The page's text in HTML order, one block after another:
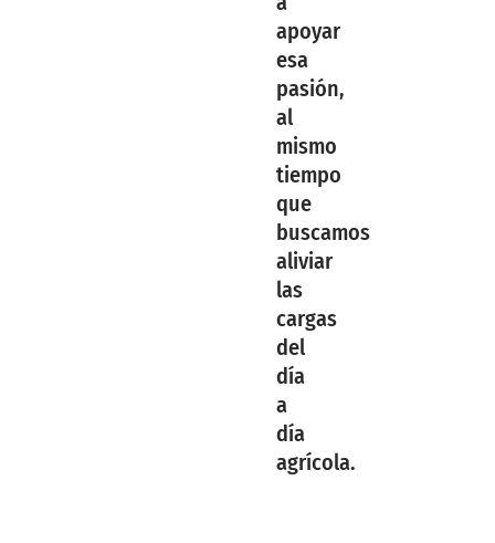
apoyar
esa
pasión,
al
mismo
tiempo
que
buscamos
aliviar
las
cargas
del
día
a
día
agrícola.